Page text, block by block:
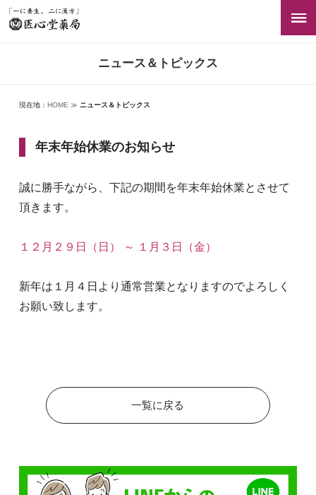
現在地： HOME ≫ ニュース＆トピックス
ニュース＆トピックス
年末年始休業のお知らせ
誠に勝手ながら、下記の期間を年末年始休業とさせて
頂きます。
１２月２９日（日） ～ １月３日（金）
新年は１月４日より通常営業となりますのでよろしく
お願い致します。
一覧に戻る